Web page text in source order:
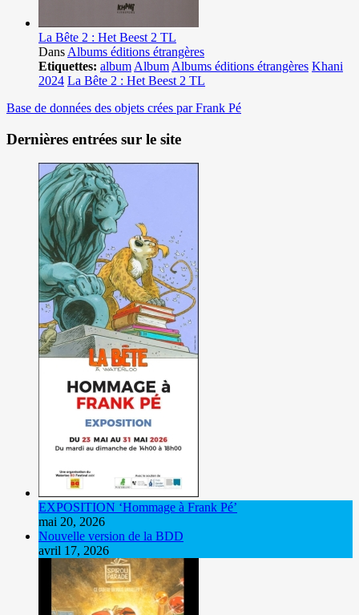
La Bête 2 : Het Beest 2 TL
Dans Albums éditions étrangères
Etiquettes: album Album Albums éditions étrangères Khani
2024 La Bête 2 : Het Beest 2 TL
Base de données des objets crées par Frank Pé
Dernières entrées sur le site
EXPOSITION ‘Hommage à Frank Pé’
mai 20, 2026
Nouvelle version de la BDD
avril 17, 2026